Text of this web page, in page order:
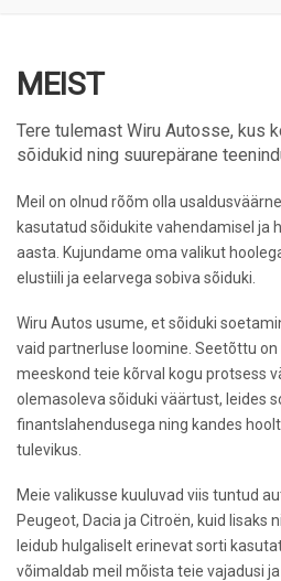
MEIST
Tere tulemast Wiru Autosse, kus
sõidukid ning suurepärane
Meil on olnud rõõm olla
kasutatud sõidukite vahendamisel ja
aasta. Kujundame oma valikut
elustiili ja eelarvega sobiva sõiduki.
Wiru Autos usume, et sõiduki
vaid partnerluse loomine. Seetõttu
meeskond teie kõrval kogu protsess
olemasoleva sõiduki väärtust, leides
finantslahendusega ning kandes
tulevikus.
Meie valikusse kuuluvad viis tuntud
Peugeot, Dacia ja Citroën, kuid lisaks
leidub hulgaliselt erinevat sorti
võimaldab meil mõista teie vajadusi